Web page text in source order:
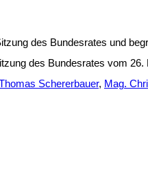
des Bundesrates und
des Bundesrates vom
Schererbauer, Mag.